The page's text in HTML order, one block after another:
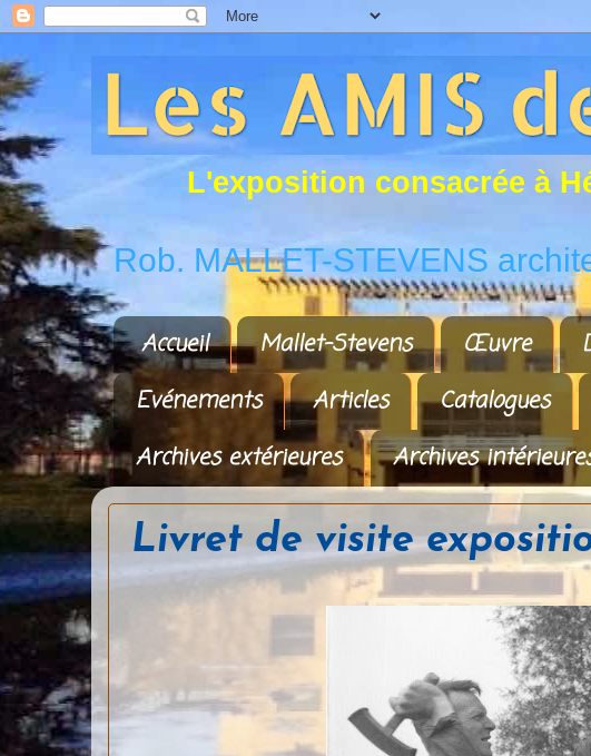
L'exposition consacrée à H
Rob. MALLET-STEVENS
Accueil Mallet-Stevens Œuvre
Evénements
Articles Catalogues
Archives extérieures
Archives
Livret de visite